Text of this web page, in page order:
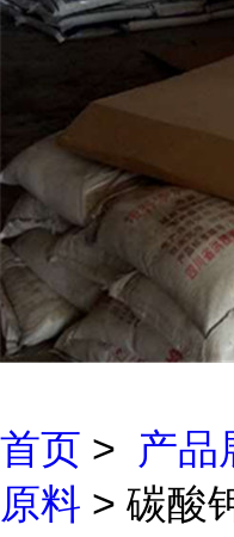
首页 > 产品
原料 > 碳酸